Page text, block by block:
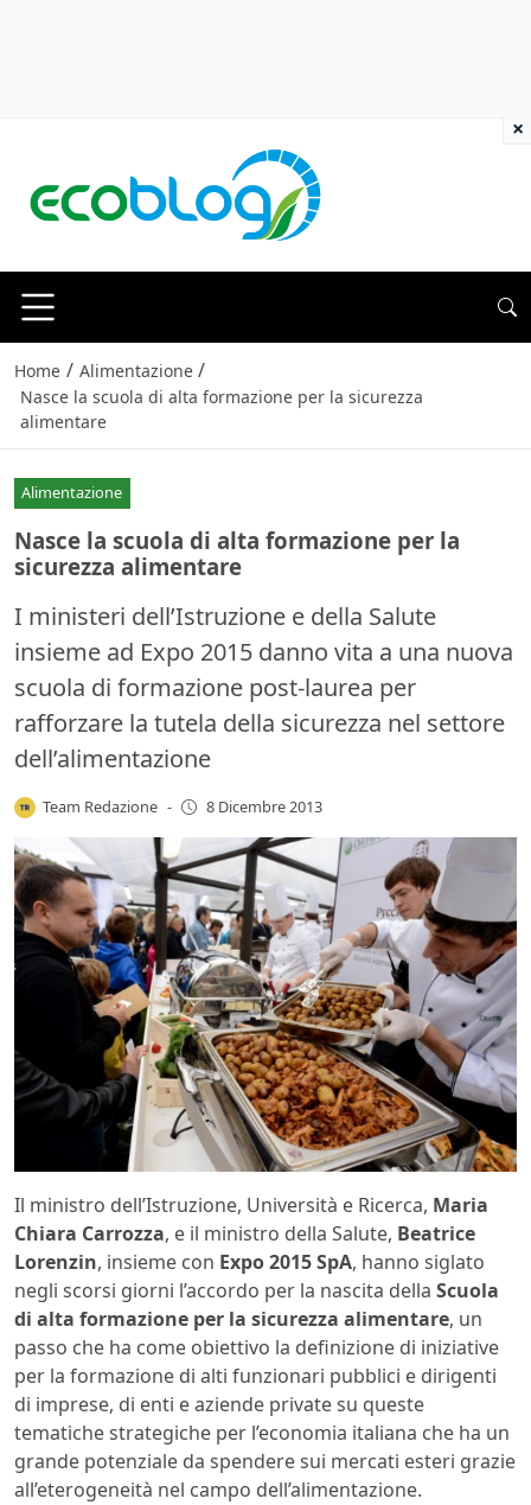
Home / Alimentazione /
Nasce la scuola di alta formazione per la sicurezza
alimentare
Alimentazione
Nasce la scuola di alta formazione per la
sicurezza alimentare
I ministeri dell’Istruzione e della Salute
insieme ad Expo 2015 danno vita a una nuova
scuola di formazione post-laurea per
rafforzare la tutela della sicurezza nel settore
dell’alimentazione
Team Redazione - 8 Dicembre 2013
Il ministro dell’Istruzione, Università e Ricerca, Maria
Chiara Carrozza, e il ministro della Salute, Beatrice
Lorenzin, insieme con Expo 2015 SpA, hanno siglato
negli scorsi giorni l’accordo per la nascita della Scuola
di alta formazione per la sicurezza alimentare, un
passo che ha come obiettivo la definizione di iniziative
per la formazione di alti funzionari pubblici e dirigenti
di imprese, di enti e aziende private su queste
tematiche strategiche per l’economia italiana che ha un
grande potenziale da spendere sui mercati esteri grazie
all’eterogeneità nel campo dell’alimentazione.
×